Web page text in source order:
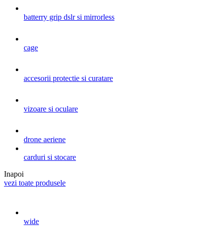
batterry grip dslr si mirrorless
cage
accesorii protectie si curatare
vizoare si oculare
drone aeriene
carduri si stocare
Inapoi
vezi toate produsele
wide